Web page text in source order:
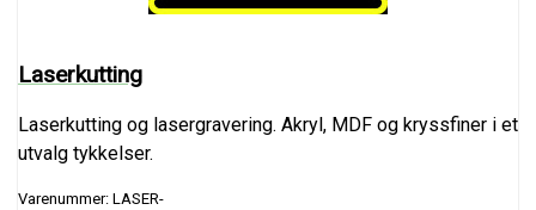
Laserkutting
Laserkutting og lasergravering. Akryl, MDF og kryssfiner i et
utvalg tykkelser.
Varenummer: LASER-